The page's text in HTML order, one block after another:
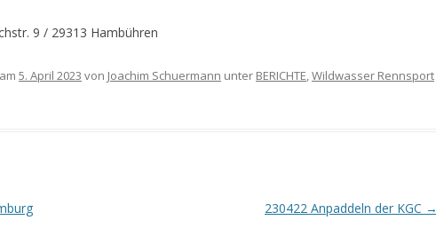
9 / 29313 Hambühren
5. April 2023 von Joachim Schuermann unter BERICHTE,Wildwasser Rennsport
230422 Anpaddeln der KGC →